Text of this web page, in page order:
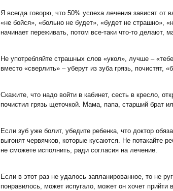
Я всегда говорю, что 50% успеха лечения зависят от
«не бойся», «больно не будет», «будет не страшно»,
начинает переживать, потом все-таки что-то
Не употребляйте страшных слов «укол», лучше –
вместо «сверлить» – уберут из зуба грязь, почистят,
Скажите, что надо войти в кабинет, сесть в кресло,
почистил грязь щеточкой. Мама, папа, старший брат
Если зуб уже болит, убедите ребенка, что доктор
выгонят червячков, которые кусаются. Не потакайте
не сможете исполнить, ради согласия на лечение.
Если в этот раз не удалось запланированное, то не
понравилось, может испугало, может он хочет